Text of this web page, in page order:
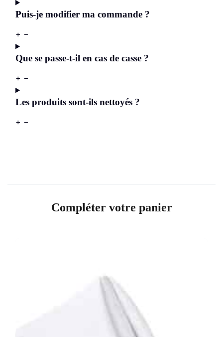
Puis-je modifier ma commande ?
+ −
Que se passe-t-il en cas de casse ?
+ −
Les produits sont-ils nettoyés ?
+ −
Compléter votre panier